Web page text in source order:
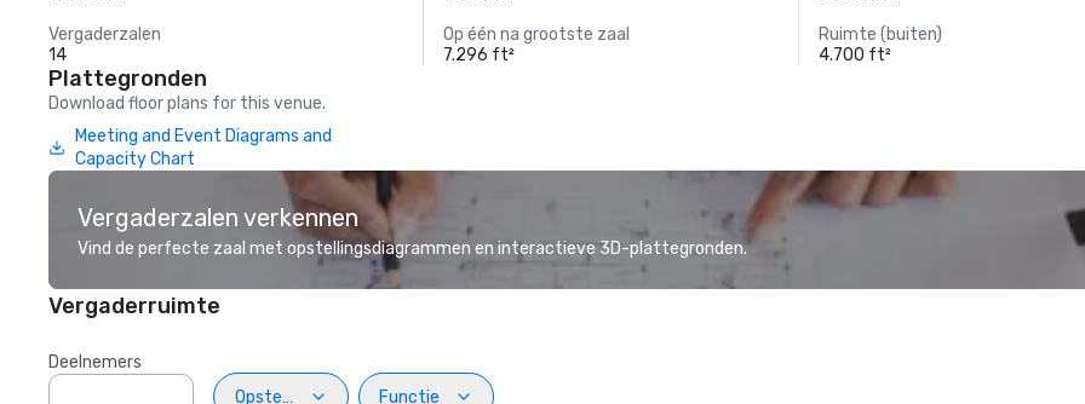
Vergaderzalen
14
Op één na grootste zaal
7.296 ft²
Ruimte (buiten)
4.700 ft²
Plattegronden
Download floor plans for this venue.
Meeting and Event Diagrams and
Capacity Chart
Vergaderzalen verkennen
Vind de perfecte zaal met opstellingsdiagrammen en interactieve 3D-plattegronden.
Vergaderruimte
Deelnemers
Opstelling
Functie